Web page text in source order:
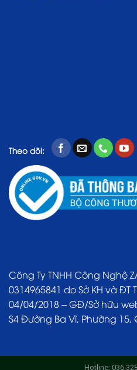
Theo dõi:
Công Ty TNHH Công Nghệ
0314965841 do Sở KH và
04/04/2018 – GĐ/Sở hữu
S4 Đường Ba Vì, Phường 15,
Hotline: